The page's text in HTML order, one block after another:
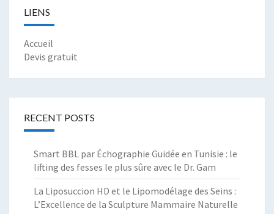
LIENS
Accueil
Devis gratuit
RECENT POSTS
Smart BBL par Échographie Guidée en Tunisie : le
lifting des fesses le plus sûre avec le Dr. Gam
La Liposuccion HD et le Lipomodélage des Seins :
L’Excellence de la Sculpture Mammaire Naturelle